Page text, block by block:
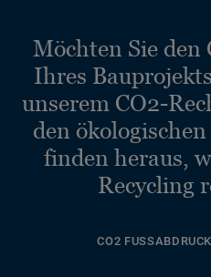
Möchten Sie den
Ihres
unserem CO2-
den
finden heraus,
Recycling
CO2